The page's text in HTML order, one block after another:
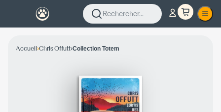
Rechercher...
Accueil›Chris Offutt›Collection Totem